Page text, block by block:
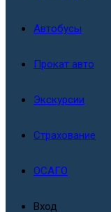
Автобусы
Прокат авто
Экскурсии
Страхование
ОСАГО
Вход